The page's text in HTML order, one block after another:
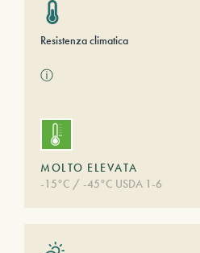
Resistenza climatica
ⓘ
MOLTO ELEVATA
-15°C / -45°C USDA 1-6